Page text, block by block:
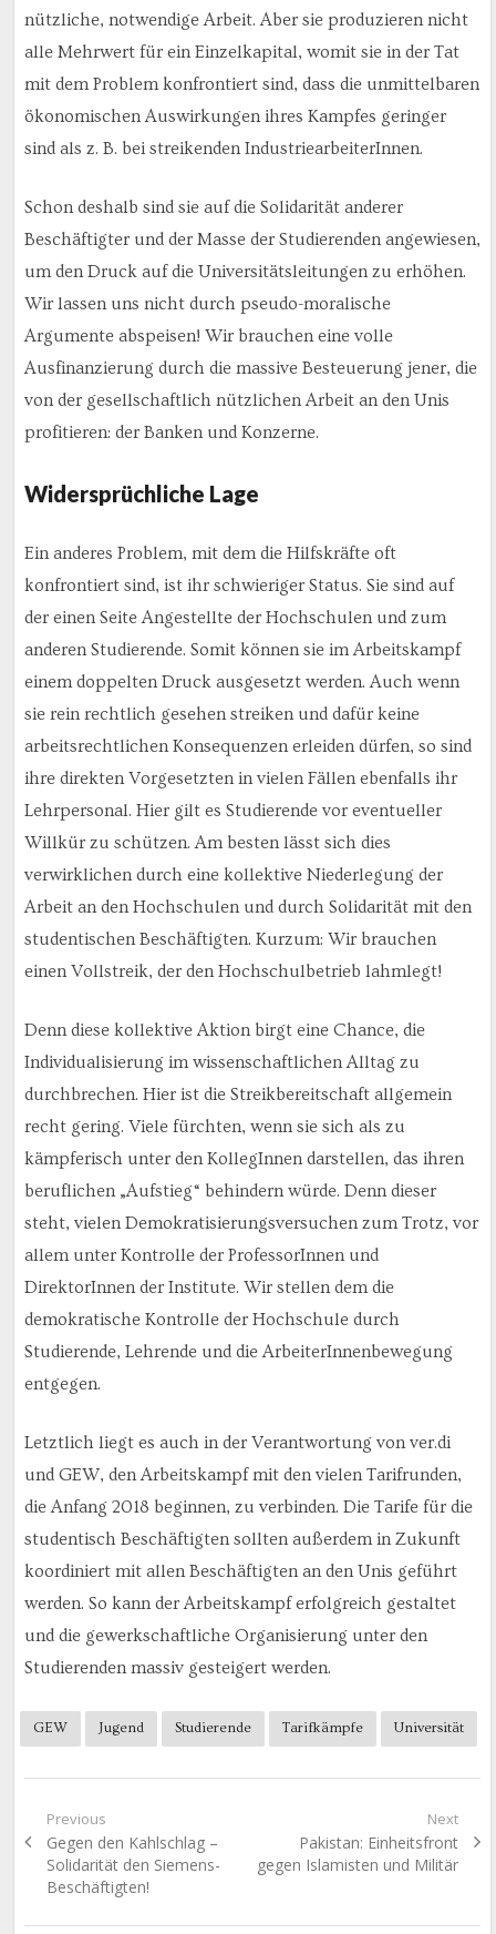
nützliche, notwendige Arbeit. Aber sie produzieren nicht
alle Mehrwert für ein Einzelkapital, womit sie in der Tat
mit dem Problem konfrontiert sind, dass die unmittelbaren
ökonomischen Auswirkungen ihres Kampfes geringer
sind als z. B. bei streikenden IndustriearbeiterInnen.
Schon deshalb sind sie auf die Solidarität anderer
Beschäftigter und der Masse der Studierenden angewiesen,
um den Druck auf die Universitätsleitungen zu erhöhen.
Wir lassen uns nicht durch pseudo-moralische
Argumente abspeisen! Wir brauchen eine volle
Ausfinanzierung durch die massive Besteuerung jener, die
von der gesellschaftlich nützlichen Arbeit an den Unis
profitieren: der Banken und Konzerne.
Widersprüchliche Lage
Ein anderes Problem, mit dem die Hilfskräfte oft
konfrontiert sind, ist ihr schwieriger Status. Sie sind auf
der einen Seite Angestellte der Hochschulen und zum
anderen Studierende. Somit können sie im Arbeitskampf
einem doppelten Druck ausgesetzt werden. Auch wenn
sie rein rechtlich gesehen streiken und dafür keine
arbeitsrechtlichen Konsequenzen erleiden dürfen, so sind
ihre direkten Vorgesetzten in vielen Fällen ebenfalls ihr
Lehrpersonal. Hier gilt es Studierende vor eventueller
Willkür zu schützen. Am besten lässt sich dies
verwirklichen durch eine kollektive Niederlegung der
Arbeit an den Hochschulen und durch Solidarität mit den
studentischen Beschäftigten. Kurzum: Wir brauchen
einen Vollstreik, der den Hochschulbetrieb lahmlegt!
Denn diese kollektive Aktion birgt eine Chance, die
Individualisierung im wissenschaftlichen Alltag zu
durchbrechen. Hier ist die Streikbereitschaft allgemein
recht gering. Viele fürchten, wenn sie sich als zu
kämpferisch unter den KollegInnen darstellen, das ihren
beruflichen „Aufstieg“ behindern würde. Denn dieser
steht, vielen Demokratisierungsversuchen zum Trotz, vor
allem unter Kontrolle der ProfessorInnen und
DirektorInnen der Institute. Wir stellen dem die
demokratische Kontrolle der Hochschule durch
Studierende, Lehrende und die ArbeiterInnenbewegung
entgegen.
Letztlich liegt es auch in der Verantwortung von ver.di
und GEW, den Arbeitskampf mit den vielen Tarifrunden,
die Anfang 2018 beginnen, zu verbinden. Die Tarife für die
studentisch Beschäftigten sollten außerdem in Zukunft
koordiniert mit allen Beschäftigten an den Unis geführt
werden. So kann der Arbeitskampf erfolgreich gestaltet
und die gewerkschaftliche Organisierung unter den
Studierenden massiv gesteigert werden.
GEW Jugend Studierende Tarifkämpfe Universität
Beitragsnavigation
Previous
Previous
post:
Gegen den Kahlschlag –
Solidarität den Siemens-
Beschäftigten!
Next
Next
post:
Pakistan: Einheitsfront
gegen Islamisten und Militär